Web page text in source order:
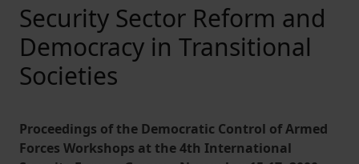
Security Sector Reform and
Democracy in Transitional
Societies
Proceedings of the Democratic Control of Armed
Forces Workshops at the 4th International